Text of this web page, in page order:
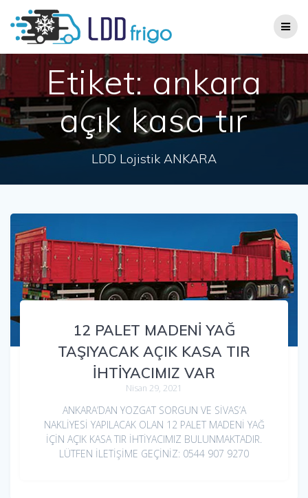
content
Etiket: ankara
açık kasa tır
LDD Lojistik ANKARA
12 PALET MADENİ YAĞ
TAŞIYACAK AÇIK KASA TIR
İHTİYACIMIZ VAR
Nisan 29, 2021
ANKARA’DAN YOZGAT SORGUN VE SİVAS’A
NAKLİYESİ YAPILACAK OLAN 12 PALET MADENİ YAĞ
İÇİN AÇIK KASA TIR İHTİYACIMIZ BULUNMAKTADIR.
LÜTFEN İLETİŞİME GEÇİNİZ: 0544 907 9270